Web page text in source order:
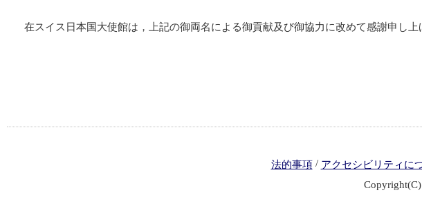
在スイス日本国大使館は，上記の御両名による御貢献及び御協力に改めて感謝申し
法的事項 / アクセシビリティに